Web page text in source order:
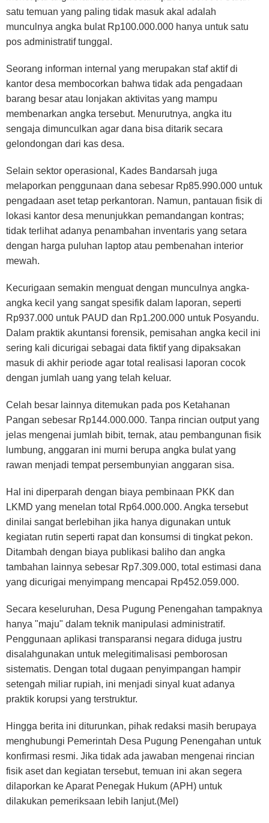
satu temuan yang paling tidak masuk akal adalah
munculnya angka bulat Rp100.000.000 hanya untuk satu
pos administratif tunggal.
Seorang informan internal yang merupakan staf aktif di
kantor desa membocorkan bahwa tidak ada pengadaan
barang besar atau lonjakan aktivitas yang mampu
membenarkan angka tersebut. Menurutnya, angka itu
sengaja dimunculkan agar dana bisa ditarik secara
gelondongan dari kas desa.
Selain sektor operasional, Kades Bandarsah juga
melaporkan penggunaan dana sebesar Rp85.990.000 untuk
pengadaan aset tetap perkantoran. Namun, pantauan fisik di
lokasi kantor desa menunjukkan pemandangan kontras;
tidak terlihat adanya penambahan inventaris yang setara
dengan harga puluhan laptop atau pembenahan interior
mewah.
Kecurigaan semakin menguat dengan munculnya angka-
angka kecil yang sangat spesifik dalam laporan, seperti
Rp937.000 untuk PAUD dan Rp1.200.000 untuk Posyandu.
Dalam praktik akuntansi forensik, pemisahan angka kecil ini
sering kali dicurigai sebagai data fiktif yang dipaksakan
masuk di akhir periode agar total realisasi laporan cocok
dengan jumlah uang yang telah keluar.
Celah besar lainnya ditemukan pada pos Ketahanan
Pangan sebesar Rp144.000.000. Tanpa rincian output yang
jelas mengenai jumlah bibit, ternak, atau pembangunan fisik
lumbung, anggaran ini murni berupa angka bulat yang
rawan menjadi tempat persembunyian anggaran sisa.
Hal ini diperparah dengan biaya pembinaan PKK dan
LKMD yang menelan total Rp64.000.000. Angka tersebut
dinilai sangat berlebihan jika hanya digunakan untuk
kegiatan rutin seperti rapat dan konsumsi di tingkat pekon.
Ditambah dengan biaya publikasi baliho dan angka
tambahan lainnya sebesar Rp7.309.000, total estimasi dana
yang dicurigai menyimpang mencapai Rp452.059.000.
Secara keseluruhan, Desa Pugung Penengahan tampaknya
hanya "maju" dalam teknik manipulasi administratif.
Penggunaan aplikasi transparansi negara diduga justru
disalahgunakan untuk melegitimalisasi pemborosan
sistematis. Dengan total dugaan penyimpangan hampir
setengah miliar rupiah, ini menjadi sinyal kuat adanya
praktik korupsi yang terstruktur.
Hingga berita ini diturunkan, pihak redaksi masih berupaya
menghubungi Pemerintah Desa Pugung Penengahan untuk
konfirmasi resmi. Jika tidak ada jawaban mengenai rincian
fisik aset dan kegiatan tersebut, temuan ini akan segera
dilaporkan ke Aparat Penegak Hukum (APH) untuk
dilakukan pemeriksaan lebih lanjut.(Mel)